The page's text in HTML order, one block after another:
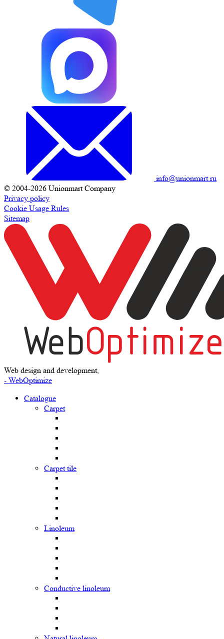
info@unionmart.ru
© 2004-2026 Unionmart Company
Privacy policy
Cookie Usage Rules
Sitemap
Web design and development,
- WebOptimize
Catalogue
Carpet
Carpet tile
Linoleum
Сonductive linoleum